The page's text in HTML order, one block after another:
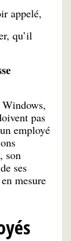
appelé,
qu’il
Windows,
pas
employé
son
ses
mesure